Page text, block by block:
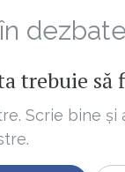
trebuie să
Scrie bine